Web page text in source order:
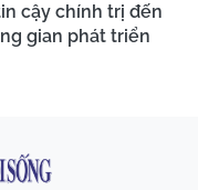
cậy chính trị đến
gian phát triển